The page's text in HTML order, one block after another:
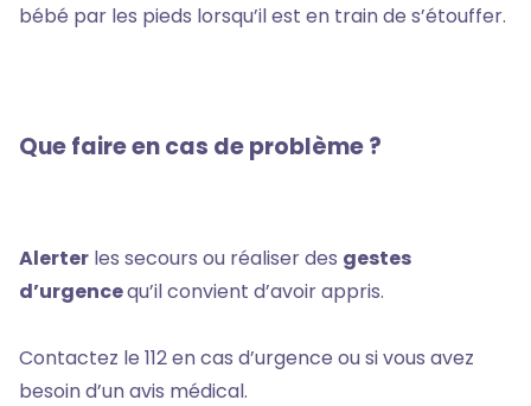
bébé par les pieds lorsqu’il est en train de s’étouffer.
Que faire en cas de problème ?
Alerter les secours ou réaliser des gestes
d’urgencequ’il convient d’avoir appris.
Contactez le 112 en cas d’urgence ou si vous avez
besoin d’un avis médical.